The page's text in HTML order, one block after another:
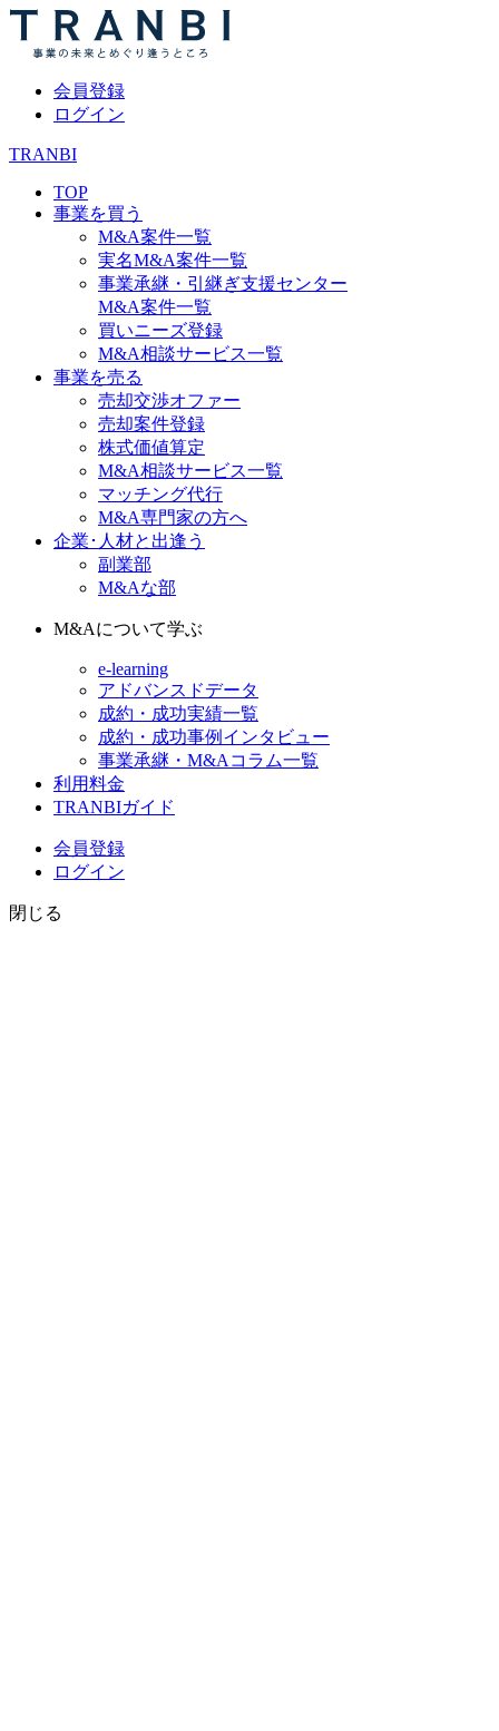
会員登録
ログイン
TRANBI
TOP
事業を買う
M&A案件一覧
実名M&A案件一覧
事業承継・引継ぎ支援センター
M&A案件一覧
買いニーズ登録
M&A相談サービス一覧
事業を売る
売却交渉オファー
売却案件登録
株式価値算定
M&A相談サービス一覧
マッチング代行
M&A専門家の方へ
企業･人材と出逢う
副業部
M&Aな部
M&Aについて学ぶ
e-learning
アドバンスドデータ
成約・成功実績一覧
成約・成功事例インタビュー
事業承継・M&Aコラム一覧
利用料金
TRANBIガイド
会員登録
ログイン
閉じる